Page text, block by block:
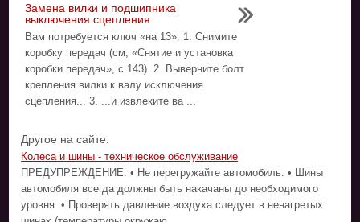
Замена вилки и подшипника
выключения сцепления
Вам потребуется ключ «на 13». 1. Снимите
коробку передач (см, «Снятие и установка
коробки передач», с 143). 2. Выверните болт
крепления вилки к валу исключения
сцепления... 3. ...и извлеките ва ...
Другое на сайте:
Колеса и шины - техническое обслуживание
ПРЕДУПРЕЖДЕНИЕ: • Не перегружайте автомобиль. • Шины
автомобиля всегда должны быть накачаны до необходимого
уровня. • Проверять давление воздуха следует в ненагретых